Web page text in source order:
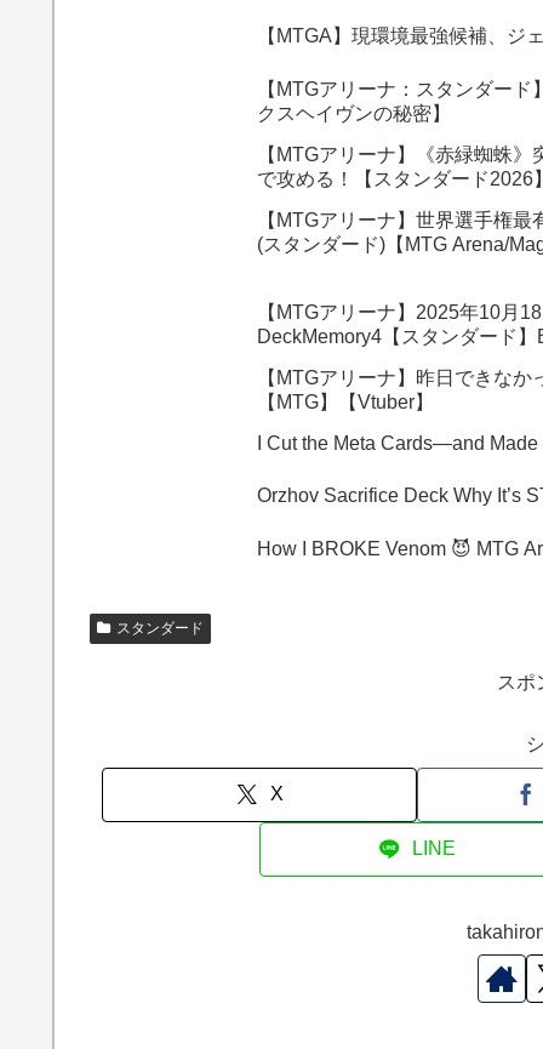
【MTGA】現環境最強候補、ジ
【MTGアリーナ：スタンダー
クスヘイヴンの秘密】
【MTGアリーナ】《赤緑蜘蛛
で攻める！【スタンダード2026
【MTGアリーナ】世界選手権
(スタンダード)【MTG Arena/
【MTGアリーナ】2025年10月
DeckMemory4【スタンダード】
【MTGアリーナ】昨日できな
【MTG】【Vtuber】
I Cut the Meta Cards—and
Orzhov
How I BROKE Venom 😈 MTG
スタンダード
スポ
X
LINE